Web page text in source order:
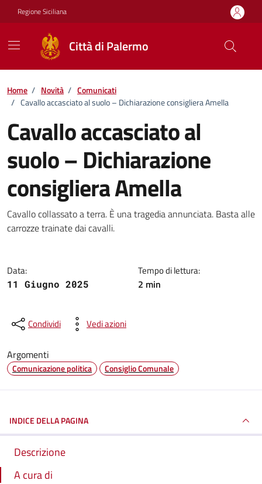
Vai ai contenuti
Vai al footer
Regione Siciliana
Città di Palermo
Home / Novità / Comunicati
/ Cavallo accasciato al suolo – Dichiarazione consigliera Amella
Cavallo accasciato al
suolo – Dichiarazione
consigliera Amella
Dettagli della notizia
Cavallo collassato a terra. È una tragedia annunciata. Basta alle
carrozze trainate dai cavalli.
Data:
11 Giugno 2025
Tempo di lettura:
2 min
Condividi Vedi azioni
Argomenti
Comunicazione politica Consiglio Comunale
INDICE DELLA PAGINA
Descrizione
A cura di